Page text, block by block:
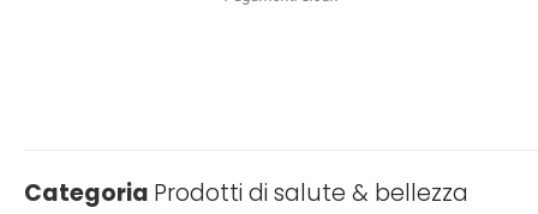
Categoria Prodotti di salute & bellezza